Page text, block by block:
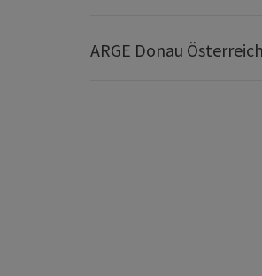
ARGE Donau Österreich